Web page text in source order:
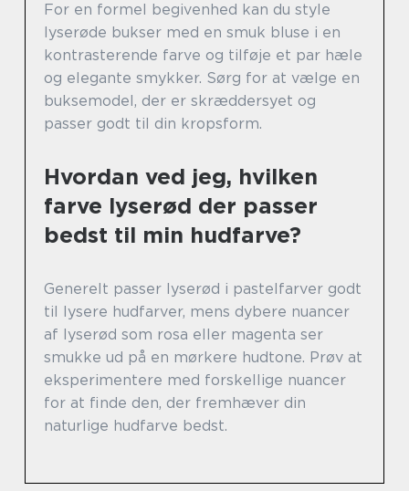
For en formel begivenhed kan du style
lyserøde bukser med en smuk bluse i en
kontrasterende farve og tilføje et par hæle
og elegante smykker. Sørg for at vælge en
buksemodel, der er skræddersyet og
passer godt til din kropsform.
Hvordan ved jeg, hvilken
farve lyserød der passer
bedst til min hudfarve?
Generelt passer lyserød i pastelfarver godt
til lysere hudfarver, mens dybere nuancer
af lyserød som rosa eller magenta ser
smukke ud på en mørkere hudtone. Prøv at
eksperimentere med forskellige nuancer
for at finde den, der fremhæver din
naturlige hudfarve bedst.